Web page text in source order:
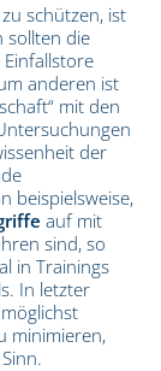
schützen, ist
sollten die
Einfallstore
anderen ist
mit den
der
beispielsweise,
auf mit
sind, so
in Trainings
In letzter
möglichst
minimieren,